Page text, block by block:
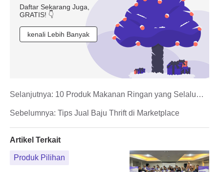
Daftar Sekarang Juga,
GRATIS! 👇
kenali Lebih Banyak
Sebelumnya: Tips Jual Baju Thrift di Marketplace
Selanjutnya: 10 Produk Makanan Ringan yang Selalu
Artikel Terkait
Produk Pilihan